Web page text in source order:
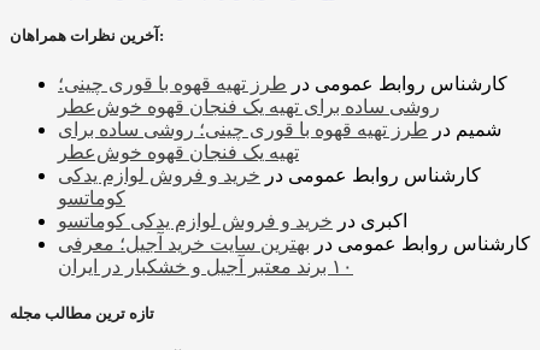
آخرین نظرات همراهان:
کارشناس روابط عمومی در طرز تهیه قهوه با قوری چینی؛
روشی ساده برای تهیه یک فنجان قهوه خوش‌عطر
شمیم در طرز تهیه قهوه با قوری چینی؛ روشی ساده برای
تهیه یک فنجان قهوه خوش‌عطر
کارشناس روابط عمومی در خرید و فروش لوازم یدکی
کوماتسو
اکبری در خرید و فروش لوازم یدکی کوماتسو
کارشناس روابط عمومی در بهترین سایت خرید آجیل؛ معرفی
۱۰ برند معتبر آجیل و خشکبار در ایران
تازه ترین مطالب مجله